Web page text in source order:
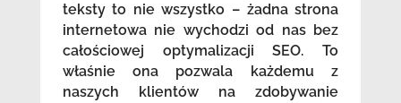
teksty to nie wszystko – żadna strona
internetowa nie wychodzi od nas bez
całościowej optymalizacji SEO. To
właśnie ona pozwala każdemu z
naszych klientów na zdobywanie